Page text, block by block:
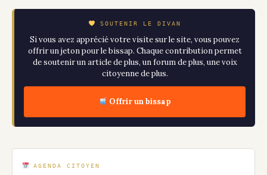
SOUTENIR LE DIVAN
Si vous avez apprécié votre visite sur le site, vous pouvez
offrir un jeton pour le bissap. Chaque contribution permet
de soutenir un article de plus, un forum de plus, une voix
citoyenne de plus.
Offrir un bissap
AGENDA CITOYEN